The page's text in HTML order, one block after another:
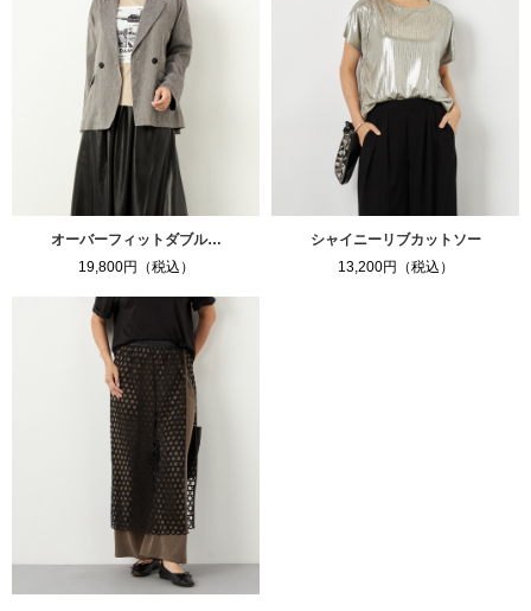
オーバーフィットダブル…
19,800円（税込）
シャイニーリブカットソー
13,200円（税込）